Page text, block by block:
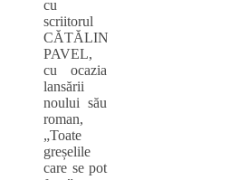
cu
scriitorul
CĂTĂLIN
PAVEL,
cu ocazia
lansării
noului său
roman,
„Toate
greșelile
care se pot